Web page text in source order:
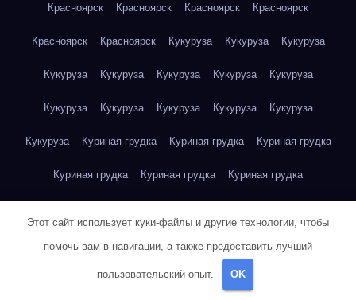
Красноярск Красноярск Красноярск Красноярск
Красноярск Красноярск Кукуруза Кукуруза Кукуруза
Кукуруза Кукуруза Кукуруза Кукуруза Кукуруза
Кукуруза Кукуруза Кукуруза Кукуруза Кукуруза
Кукуруза Куриная грудка Куриная грудка Куриная грудка
Куриная грудка Куриная грудка Куриная грудка
Куриная грудка Куриная грудка Куриная грудка
Куриная грудка Куриная грудка Куриная грудка
Этот сайт использует куки-файлы и другие технологии, чтобы
помочь вам в навигации, а также предоставить лучший
пользовательский опыт. OK